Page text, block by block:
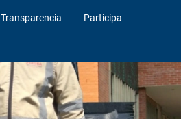
Transparencia Participa